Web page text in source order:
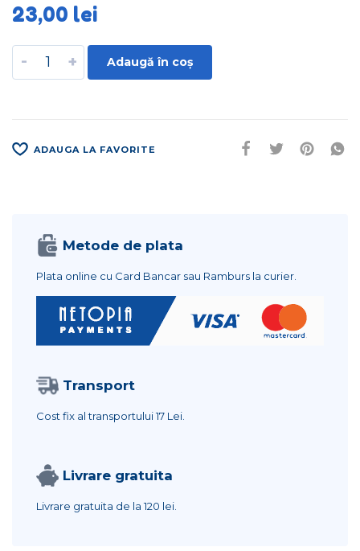
23,00 lei
- + Adaugă în coș
ADAUGA LA FAVORITE
Metode de plata
Plata online cu Card Bancar sau Ramburs la curier.
Transport
Cost fix al transportului17 Lei.
Livrare gratuita
Livrare gratuita de la120 lei.